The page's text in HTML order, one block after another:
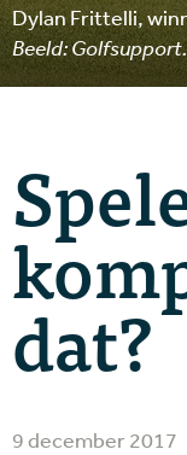
Dylan Frittelli,
Beeld:
dat?
9 december 2017